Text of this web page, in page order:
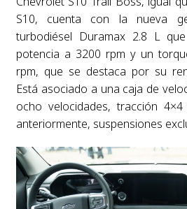
S10, cuenta con la nueva
turbodiésel Duramax 2.8 L
potencia a 3200 rpm y un
rpm, que se destaca por su
Está asociado a una caja de
ocho velocidades, tracción
anteriormente, suspensiones